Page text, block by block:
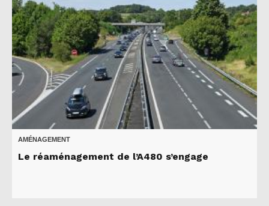
AMÉNAGEMENT
Le réaménagement de l’A480 s’engage